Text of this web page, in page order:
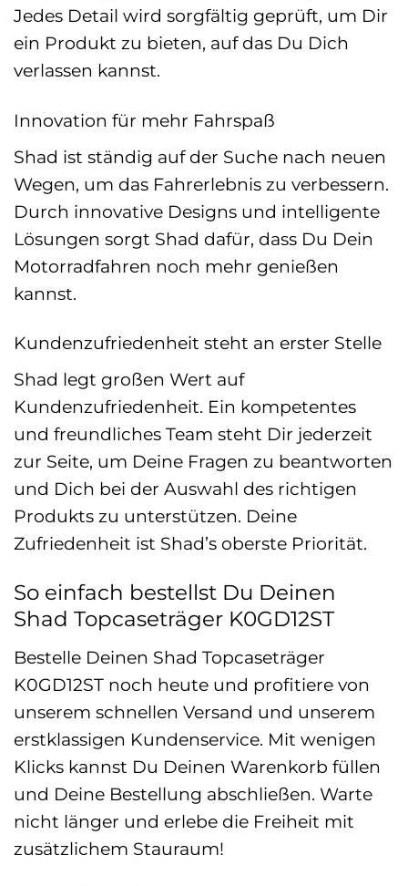
Jedes Detail wird sorgfältig geprüft, um Dir
ein Produkt zu bieten, auf das Du Dich
verlassen kannst.
Innovation für mehr Fahrspaß
Shad ist ständig auf der Suche nach neuen
Wegen, um das Fahrerlebnis zu verbessern.
Durch innovative Designs und intelligente
Lösungen sorgt Shad dafür, dass Du Dein
Motorradfahren noch mehr genießen
kannst.
Kundenzufriedenheit steht an erster Stelle
Shad legt großen Wert auf
Kundenzufriedenheit. Ein kompetentes
und freundliches Team steht Dir jederzeit
zur Seite, um Deine Fragen zu beantworten
und Dich bei der Auswahl des richtigen
Produkts zu unterstützen. Deine
Zufriedenheit ist Shad’s oberste Priorität.
So einfach bestellst Du Deinen
Shad Topcaseträger K0GD12ST
Bestelle Deinen Shad Topcaseträger
K0GD12ST noch heute und profitiere von
unserem schnellen Versand und unserem
erstklassigen Kundenservice. Mit wenigen
Klicks kannst Du Deinen Warenkorb füllen
und Deine Bestellung abschließen. Warte
nicht länger und erlebe die Freiheit mit
zusätzlichem Stauraum!